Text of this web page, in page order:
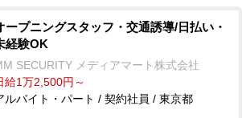
ープニングスタッフ・交通誘導/日払い・
経験OK
SECURITY メディアマート株式会社
給1万2,500円～
ルバイト・パート / 契約社員 / 東京都